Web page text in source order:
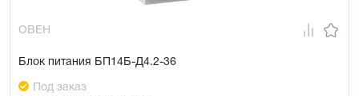
ОВЕН
Блок питания БП14Б-Д4.2-36
Под заказ